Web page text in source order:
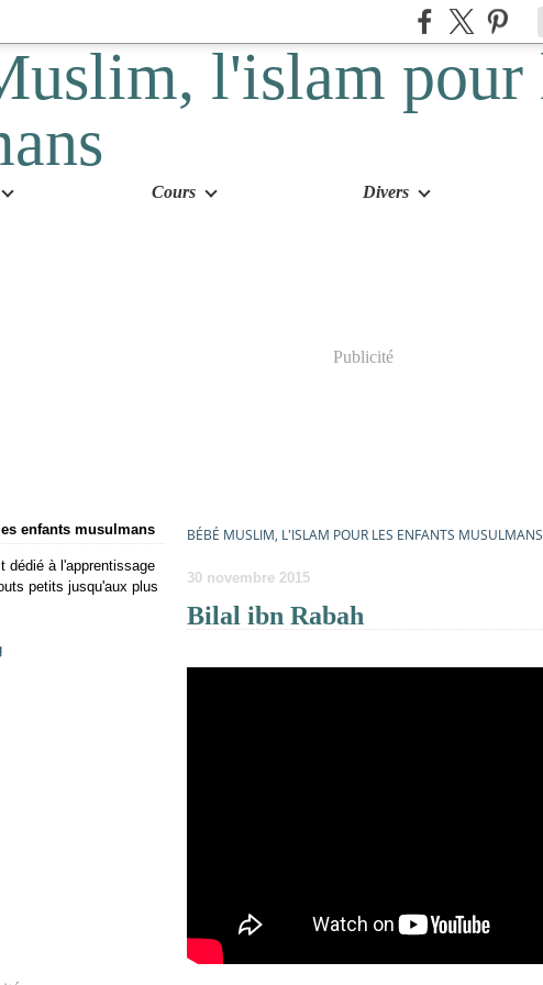
Cours Divers
Publicité
enfants musulmans
dédié à l'apprentissage
petits jusqu'aux plus
BÉBÉ MUSLIM, L'ISLAM POUR LES ENFANTS MUSULMANS
30 novembre 2015
Bilal ibn Rabah